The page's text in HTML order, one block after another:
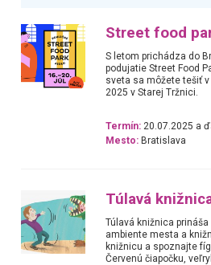
Street food
S letom prichádza do
podujatie Street Food
sveta sa môžete tešiť
2025 v Starej Tržnici.
Termín: 20.07.2025 a
Mesto: Bratislava
Túlavá
Túlavá knižnica
ambiente mesta a
knižnicu a spoznajte
Červenú čiapočku,